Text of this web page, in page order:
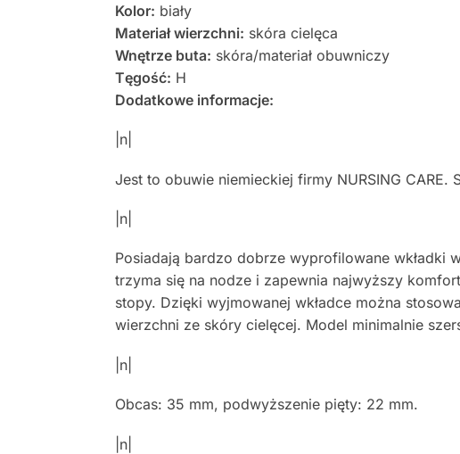
Kolor: biały
Materiał wierzchni: skóra cielęca
Wnętrze buta: skóra/materiał obuwniczy
Tęgość: H
Dodatkowe informacje:
|n|
Jest to obuwie niemieckiej firmy NURSING
|n|
Posiadają bardzo dobrze wyprofilowane wkładki
trzyma się na nodze i zapewnia najwyższy
stopy. Dzięki wyjmowanej wkładce można
wierzchni ze skóry cielęcej. Model minimalnie
|n|
Obcas: 35 mm, podwyższenie pięty: 22 mm.
|n|